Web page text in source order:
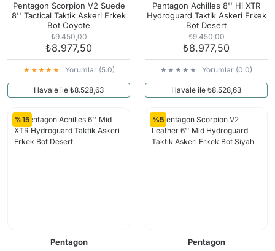
Pentagon Scorpion V2 Suede
8'' Tactical Taktik Askeri Erkek
Bot Coyote
₺9.450,00
₺8.977,50
Yorumlar (5.0)
Havale ile ₺8.528,63
Pentagon Achilles 8'' Hi XTR
Hydroguard Taktik Askeri Erkek
Bot Desert
₺9.450,00
₺8.977,50
Yorumlar (0.0)
Havale ile ₺8.528,63
%15
Pentagon
%5
Pentagon